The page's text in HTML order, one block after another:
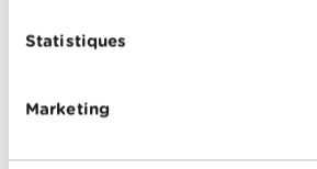
Statistiques
Marketing
Offres Combinées
Mobile